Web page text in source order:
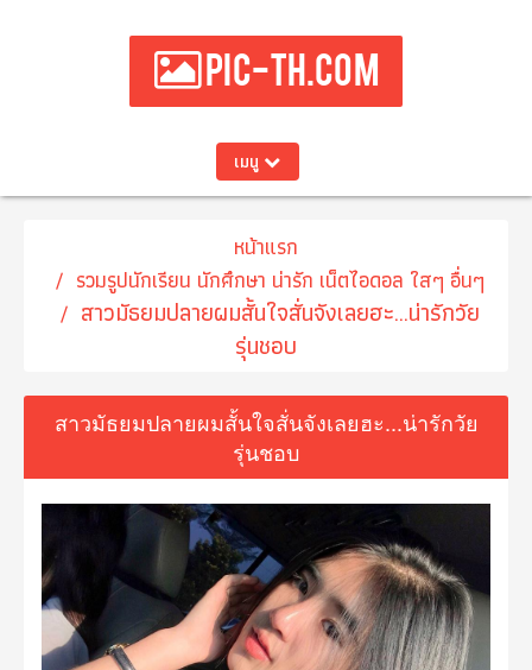
PIC-TH.COM
เมนู
หน้าแรก
รวมรูปนักเรียน นักศึกษา น่ารัก เน็ตไอดอล ใสๆ อื่นๆ
สาวมัธยมปลายผมสั้นใจสั่นจังเลยฮะ...น่ารักวัย
รุ่นชอบ
สาวมัธยมปลายผมสั้นใจสั่นจังเลยฮะ...น่ารักวัย
รุ่นชอบ